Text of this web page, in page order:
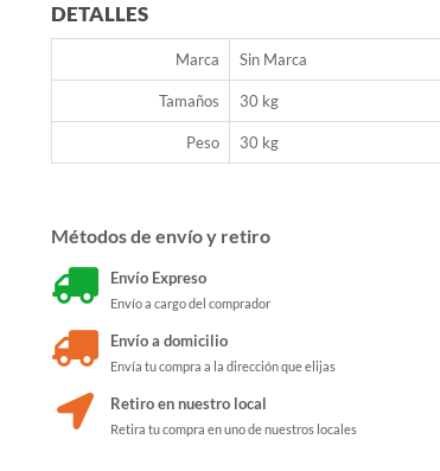
DETALLES
Marca Sin Marca
Tamaños 30 kg
Peso 30 kg
Métodos de envío y retiro
Envío Expreso
Envío a cargo del comprador
Envío a domicilio
Envía tu compra a la dirección que elijas
Retiro en nuestro local
Retira tu compra en uno de nuestros locales